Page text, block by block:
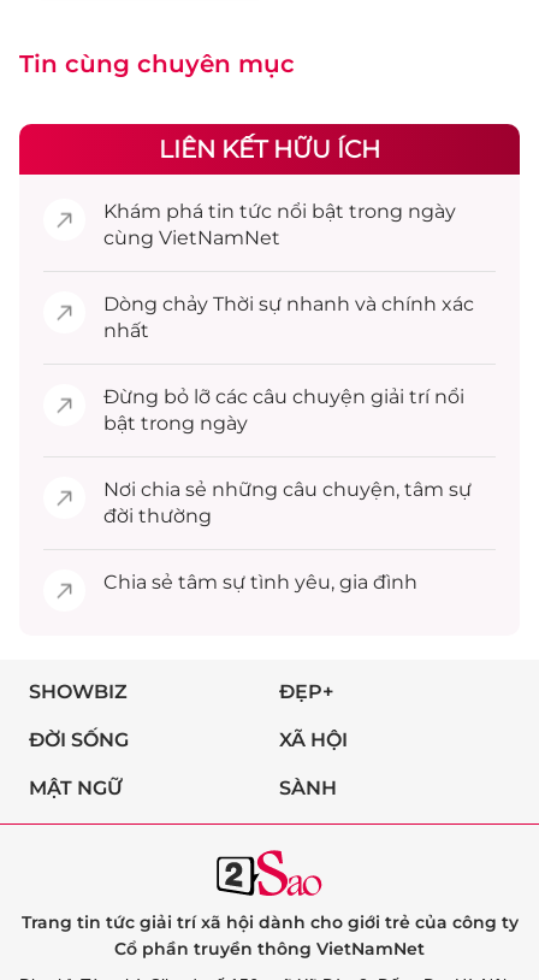
Tin cùng chuyên mục
LIÊN KẾT HỮU ÍCH
Khám phá tin tức nổi bật trong ngày
cùng VietNamNet
Dòng chảy Thời sự nhanh và chính xác
nhất
Đừng bỏ lỡ các câu chuyện giải trínổi
bật trong ngày
Nơi chia sẻ những câu chuyện, tâm sự
đời thường
Chia sẻ tâm sự tình yêu, gia đình
SHOWBIZ ĐẸP+
ĐỜI SỐNG XÃ HỘI
MẬT NGỮ SÀNH
Trang tin tức giải trí xã hội dành cho giới trẻ của công ty
Cổ phần truyền thông VietNamNet